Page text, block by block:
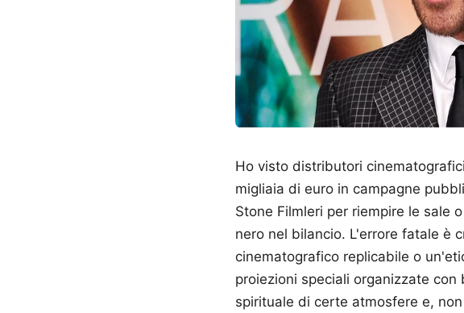
Ho visto distributori
migliaia di euro in campagne
Stone Filmleri per riempire le sale
nero nel bilancio. L'errore fatale è
cinematografico replicabile o
proiezioni speciali organizzate
spirituale di certe atmosfere e,